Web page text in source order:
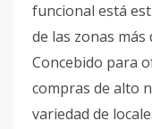
funcional está
de las zonas más
Concebido para
compras de alto
variedad de